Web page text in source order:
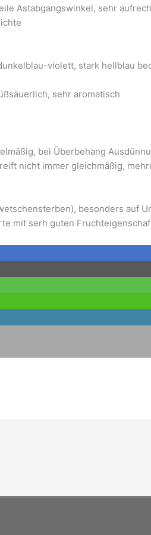
Astabgangswinkel, sehr
violett, stark hellblau
sehr aromatisch
bei Überbehang
nicht immer gleichmäßig,
besonders auf
mit serh guten